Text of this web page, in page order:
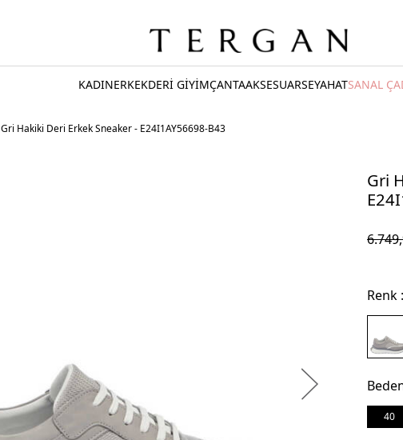
KADINERKEKDERİ GİYİMÇANTAAKSESUARSEYAHATSANAL
Gri Hakiki Deri Erkek Sneaker - E24I1AY56698-B43
Gri
Renk :
40